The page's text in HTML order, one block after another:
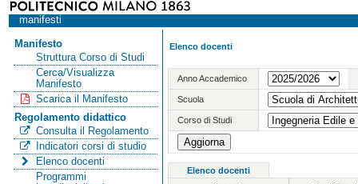
manifesti
Manifesto
Struttura Corso di Studi
Cerca/Visualizza
Manifesto
Scarica il Manifesto
Regolamento didattico
Consulta il Regolamento
Indicatori corsi di studio
Elenco docenti
Programmi
Elenco docenti
Anno Accademico
Scuola
Corso di Studi
Elenco docenti